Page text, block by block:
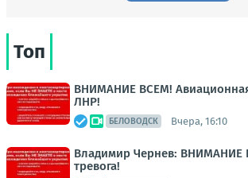
Топ
ВНИМАНИЕ ВСЕМ!
ЛНР!
БЕЛОВОДСК Вчера, 16:10
Владимир Чернев: ВНИМАНИЕ
тревога!